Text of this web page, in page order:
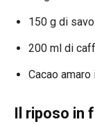
150 g di
200 ml di
Cacao amaro
Il riposo in